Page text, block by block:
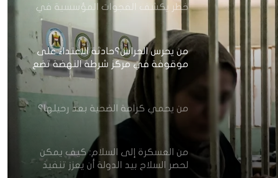
خطر يكشف الفجوات المؤسسية في
من يحرس الحراس؟حادثة الاعتداء على
موقوفة في مركز شرطة النهضة تضع
وزارة الداخلية العراقية أمام اختبار حماية
النساء واستعادة الثقة
من يحمي كرامة الضحية بعد رحيلها؟
من العسكرة إلى السلام: كيف يمكن
لحصر السلاح بيد الدولة أن يعزز تنفيذ